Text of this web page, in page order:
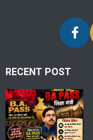
RECENT POST